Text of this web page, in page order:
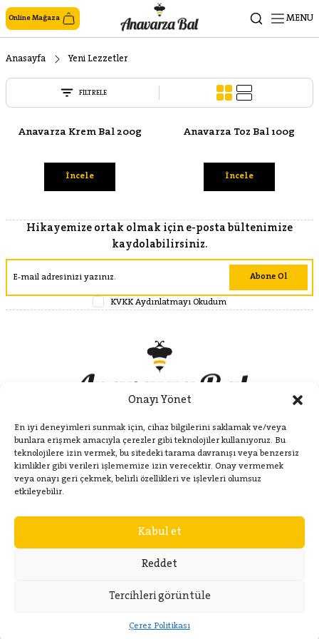
Onayı Yönet
En iyi deneyimleri sunmak için, cihaz bilgilerini saklamak ve/veya
bunlara erişmek amacıyla çerezler gibi teknolojiler kullanıyoruz. Bu
teknolojilere izin vermek, bu sitedeki tarama davranışı veya benzersiz
kimlikler gibi verileri işlememize izin verecektir. Onay vermemek
veya onayı geri çekmek, belirli özellikleri ve işlevleri olumsuz
etkileyebilir.
Kabul et
Reddet
Tercihleri görüntüle
Çerez Politikası
Online Mağaza MENU
Anasayfa Yeni Lezzetler
FİLTRELE
Anavarza Krem Bal 200g
İncele
Anavarza Toz Bal 100g
İncele
Hikayemize ortak olmak için e-posta bültenimize
kaydolabilirsiniz.
KVKK Aydınlatmayı Okudum
Abone Ol
Kategoriler